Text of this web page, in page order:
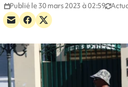
Publié le 30 mars 2023 à 02:59